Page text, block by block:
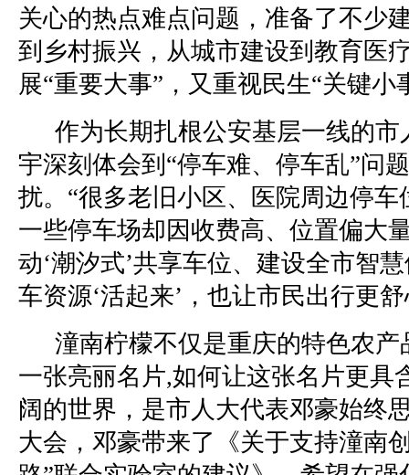
关心的热点难点问题，准备了不少
到乡村振兴，从城市建设到教育
展“重要大事”，又重视民生“关键小
作为长期扎根公安基层一线的市
宇深刻体会到“停车难、停车乱”问
扰。“很多老旧小区、医院周边停车
一些停车场却因收费高、位置偏大
动‘潮汐式’共享车位、建设全市智
车资源‘活起来’，也让市民出行更
潼南柠檬不仅是重庆的特色农产
一张亮丽名片,如何让这张名片更具
阔的世界，是市人大代表邓豪始终
大会，邓豪带来了《关于支持潼南